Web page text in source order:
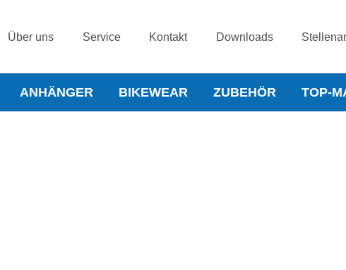
Über uns Service Kontakt Downloads
ANHÄNGER BIKEWEAR ZUBEHÖR TOP-